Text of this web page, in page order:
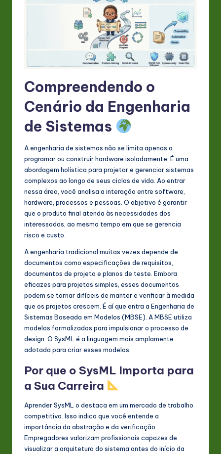
&
ft
w
In
o
ti
o
Compreendendo o
Cenário da Engenharia
de Sistemas
A engenharia de sistemas não se limita apenas a
programar ou construir hardware isoladamente. É uma
abordagem holística para projetar e gerenciar sistemas
complexos ao longo de seus ciclos de vida. Ao entrar
nessa área, você analisa a interação entre software,
hardware, processos e pessoas. O objetivo é garantir
que o produto final atenda às necessidades dos
interessados, ao mesmo tempo em que se gerencia
risco e custo.
A engenharia tradicional muitas vezes depende de
documentos como especificações de requisitos,
documentos de projeto e planos de teste. Embora
eficazes para projetos simples, esses documentos
podem se tornar difíceis de manter e verificar à medida
que os projetos crescem. É aí que entra a Engenharia de
Sistemas Baseada em Modelos (MBSE). A MBSE utiliza
modelos formalizados para impulsionar o processo de
design. O SysML é a linguagem mais amplamente
adotada para criar esses modelos.
Por que o SysML Importa para
a Sua Carreira
Aprender SysML o destaca em um mercado de trabalho
competitivo. Isso indica que você entende a
importância da abstração e da verificação.
Empregadores valorizam profissionais capazes de
visualizar a arquitetura do sistema antes do início da